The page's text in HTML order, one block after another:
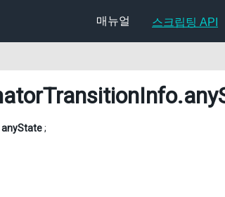
매뉴얼 스크립팅 API
anyState;